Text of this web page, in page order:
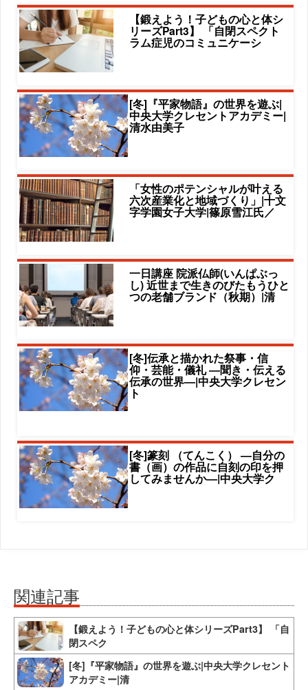
【鍛えよう！子どもの心と体シ
リーズPart3】 「自閉スペクト
ラム症児のコミュニケーシ
[冬]『平家物語』の世界を遊ぶ|
中央大学クレセントアカデミー|
清水由美子
「女性のポテンシャルが叶える
六次産業化と地域づくり」|十文
字学園女子大学|篠原雪江氏／
一日講座 院派仏師(いんぱぶっ
し) 近世まで生きのびたもうひと
つの老舗ブランド（秋期）|清
[冬]伝承と描かれた祭事・信
仰・芸能・儀礼 ―聞き・伝える
伝承の世界―|中央大学クレセン
ト
[冬]篆刻 （てんこく） ―自分の
書（画）の作品に自刻の印を押
してみませんか―|中央大学ク
関連記事
【鍛えよう！子どもの心と体シリーズPart3】 「自
閉スペク
[冬]『平家物語』の世界を遊ぶ|中央大学クレセント
アカデミー|清